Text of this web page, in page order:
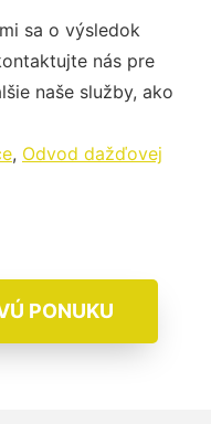
sa o výsledok
nás pre
naše služby, ako
, Odvod dažďovej
PONUKU